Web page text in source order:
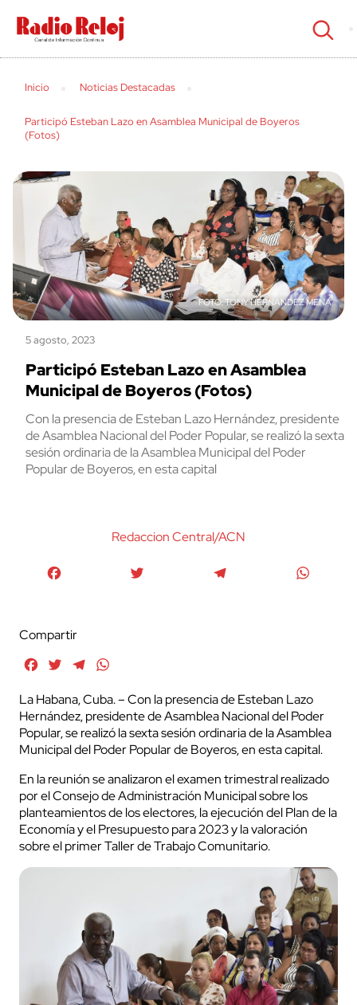
cerrar
Inicio Noticias Destacadas
Participó Esteban Lazo en Asamblea Municipal de Boyeros
(Fotos)
TONY HERNÁNDEZ MENA
5 agosto, 2023
Participó Esteban Lazo en Asamblea
Municipal de Boyeros (Fotos)
Con la presencia de Esteban Lazo Hernández, presidente
de Asamblea Nacional del Poder Popular, se realizó la sexta
sesión ordinaria de la Asamblea Municipal del Poder
Popular de Boyeros, en esta capital
Redaccion Central/ACN
Compartir
FacebookTwitterTelegram
La Habana, Cuba. – Con la presencia de Esteban Lazo
Hernández, presidente de Asamblea Nacional del Poder
Popular, se realizó la sexta sesión ordinaria de la Asamblea
Municipal del Poder Popular de Boyeros, en esta capital.
En la reunión se analizaron el examen trimestral realizado
por el Consejo de Administración Municipal sobre los
planteamientos de los electores, la ejecución del Plan de la
Economía y el Presupuesto para 2023 y la valoración
sobre el primer Taller de Trabajo Comunitario.